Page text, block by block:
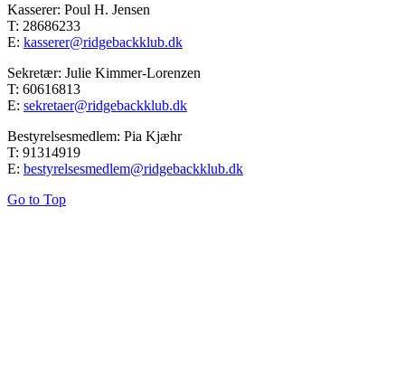
Kasserer: Poul H. Jensen
T: 28686233
E: kasserer@ridgebackklub.dk
Sekretær: Julie Kimmer-Lorenzen
T: 60616813
E: sekretaer@ridgebackklub.dk
Bestyrelsesmedlem: Pia Kjæhr
T: 91314919
E: bestyrelsesmedlem@ridgebackklub.dk
Go to Top